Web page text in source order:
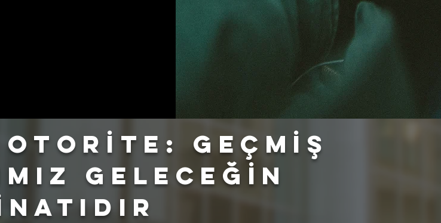
Otorİte: Geçmİş
Geleceğİn